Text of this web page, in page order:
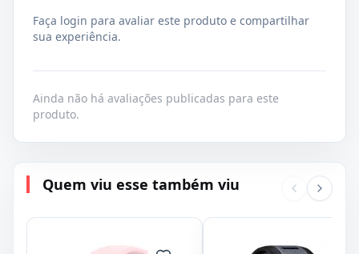
Faça login para avaliar este produto e compartilhar
sua experiência.
Ainda não há avaliações publicadas para este
produto.
Quem viu esse também viu